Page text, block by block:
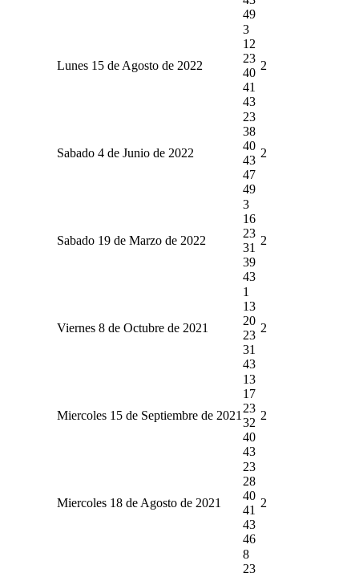
49
Lunes 15 de Agosto de 2022
3
12
23
40
41
43
2
Sabado 4 de Junio de 2022
23
38
40
43
47
49
2
Sabado 19 de Marzo de 2022
3
16
23
31
39
43
2
Viernes 8 de Octubre de 2021
1
13
20
23
31
43
2
Miercoles 15 de Septiembre de 2021
13
17
23
32
40
43
2
Miercoles 18 de Agosto de 2021
23
28
40
41
43
46
2
8
23